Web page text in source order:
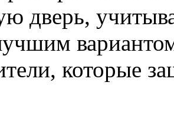
дверь,
которые